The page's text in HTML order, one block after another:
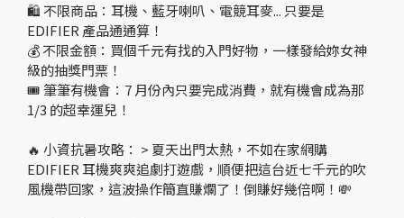
🛍️ 不限商品：耳機、藍牙喇叭、電競耳麥... 只要是
EDIFIER 產品通通算！
💰 不限金額：買個千元有找的入門好物，一樣發給妳女神
級的抽獎門票！
🎟️ 筆筆有機會：7 月份內只要完成消費，就有機會成為那
1/3 的超幸運兒！
🔥 小資抗暑攻略： > 夏天出門太熱，不如在家網購
EDIFIER 耳機爽爽追劇打遊戲，順便把這台近七千元的吹
風機帶回家，這波操作簡直賺爛了！倒賺好幾倍啊！💸